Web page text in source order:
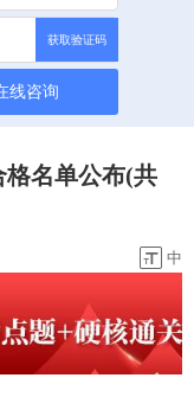
获取验证码
线咨询
格名单公布(共
中